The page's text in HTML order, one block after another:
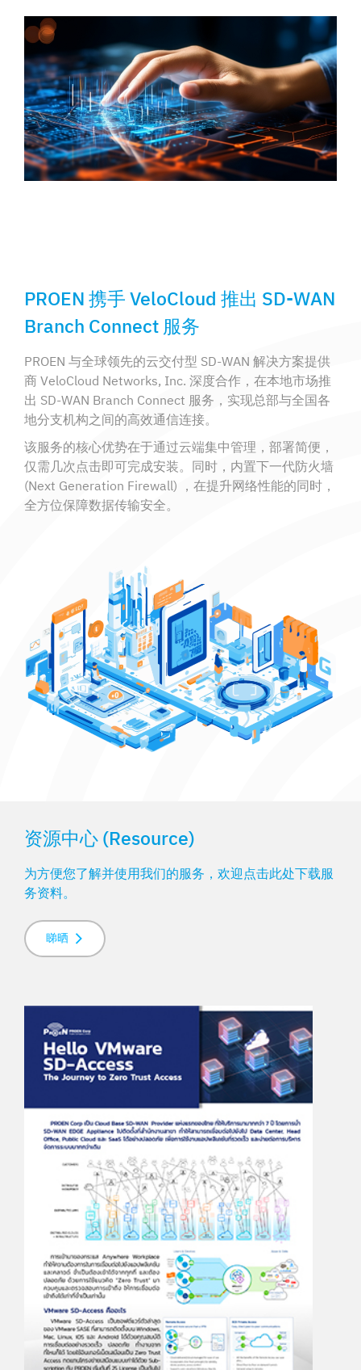
PROEN 携手 VeloCloud 推出 SD-WAN
Branch Connect 服务
PROEN 与全球领先的云交付型 SD-WAN 解决方案提供
商 VeloCloud Networks, Inc. 深度合作，在本地市场推
出 SD-WAN Branch Connect 服务，实现总部与全国各
地分支机构之间的高效通信连接。
该服务的核心优势在于通过云端集中管理，部署简便，
仅需几次点击即可完成安装。同时，内置下一代防火墙
(Next Generation Firewall) ，在提升网络性能的同时，
全方位保障数据传输安全。
资源中心 (Resource)
为方便您了解并使用我们的服务，欢迎点击此处下载服
务资料。
睇晒